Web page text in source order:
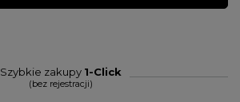
Szybkie zakupy 1-Click
(bez rejestracji)